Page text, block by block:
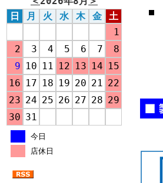
日
月 火 水 木 金
土
1
2
3 4 5 6 7
8
9 10 11 12 13 14 15
16 17 18 19 20 21 22
23 24 25 26 27 28 29
30 31
今日
店休日